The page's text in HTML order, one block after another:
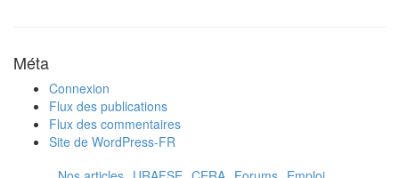
Méta
Connexion
Flux des publications
Flux des commentaires
Site de WordPress-FR